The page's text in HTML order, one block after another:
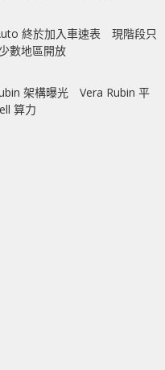
終於加入車速表 現階段只
數地區開放
架構曝光 Vera Rubin 平
算力